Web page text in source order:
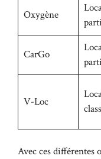
Oxygène
CarGo
V-Loc
Avec ces